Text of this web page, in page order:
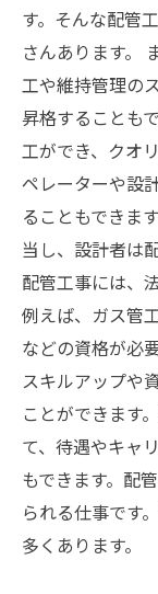
す。そんな配管
さんあります。
工や維持管理の
昇格することも
工ができ、クオ
ペレーターや設
ることもできま
当し、設計者は
配管工事には、
例えば、ガス管
などの資格が必
スキルアップや
ことができます
て、待遇やキャ
もできます。配
られる仕事です
多くあります。